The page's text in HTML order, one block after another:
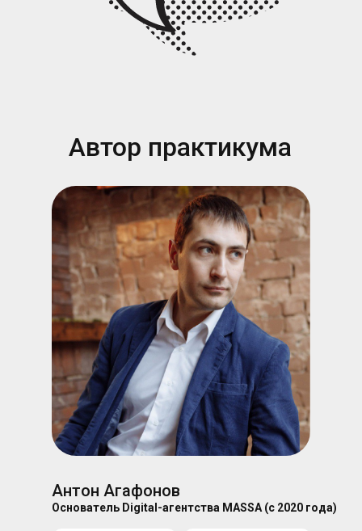
Автор практикума
Антон Агафонов
Основатель Digital-агентства MASSA (с 2020 года)